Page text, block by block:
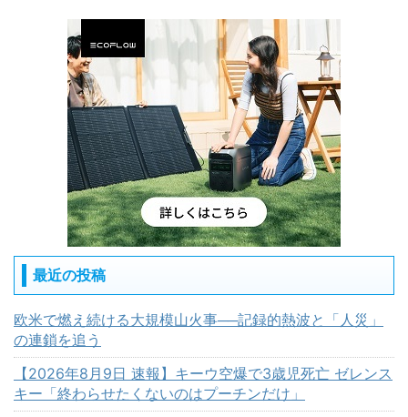
最近の投稿
欧米で燃え続ける大規模山火事──記録的熱波と「人災」
の連鎖を追う
【2026年8月9日 速報】キーウ空爆で3歳児死亡 ゼレンス
キー「終わらせたくないのはプーチンだけ」